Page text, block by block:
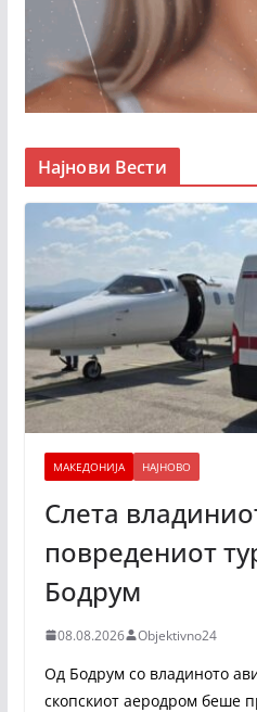
Најнови Вести
МАКЕДОНИЈА НАЈНОВО
Слета
повредениот
Бодрум
08.08.2026 Objektivno24
Од Бодрум со владиното
скопскиот аеродром беше